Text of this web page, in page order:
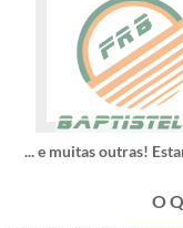
... e muitas outras!
O